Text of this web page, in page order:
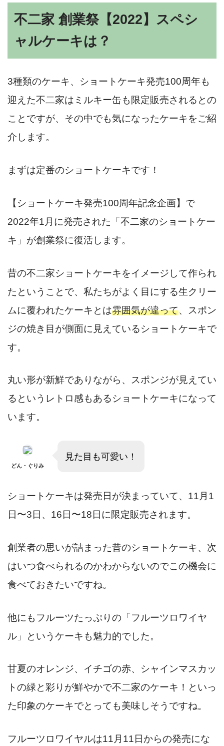
不二家 創業祭【2022】スペシ
ャルケーキは？
3種類のケーキ、ショートケーキ発売100周年も
迎えた不二家はミルキー缶も限定販売されるとの
ことですが、その中でも気になったケーキをご紹
介します。
まずは定番のショートケーキです！
【ショートケーキ発売100周年記念企画】で
2022年1月に発売された「不二家のショートケー
キ」が創業祭に復活します。
昔の不二家ショートケーキをイメージして作られ
たということで、私たちがよく目にする生クリー
ムに覆われたケーキとは雰囲気が違って、スポン
ジの焼き目が側面に見えているショートケーキで
す。
丸い形が新鮮でありながら、スポンジが見えてい
るというレトロ感もあるショートケーキになって
います。
どん・ぐりみ
見た目も可愛い！
ショートケーキは発売日が決まっていて、11月1
日〜3日、16日〜18日に限定販売されます。
創業者の思いが詰まった昔のショートケーキ、次
はいつ食べられるのかわからないのでこの機会に
食べておきたいですね。
他にもフルーツたっぷりの「フルーツロワイヤ
ル」というケーキも魅力的でした。
甘夏のオレンジ、イチゴの赤、シャインマスカッ
トの緑と彩りが鮮やかで不二家のケーキ！といっ
た印象のケーキでとっても美味しそうですね。
フルーツロワイヤルは11月11日からの発売にな